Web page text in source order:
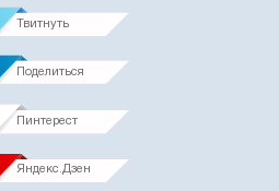
Твитнуть
Поделиться
Пинтерест
Яндекс.Дзен